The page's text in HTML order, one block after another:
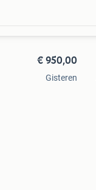
€ 950,00
Gisteren